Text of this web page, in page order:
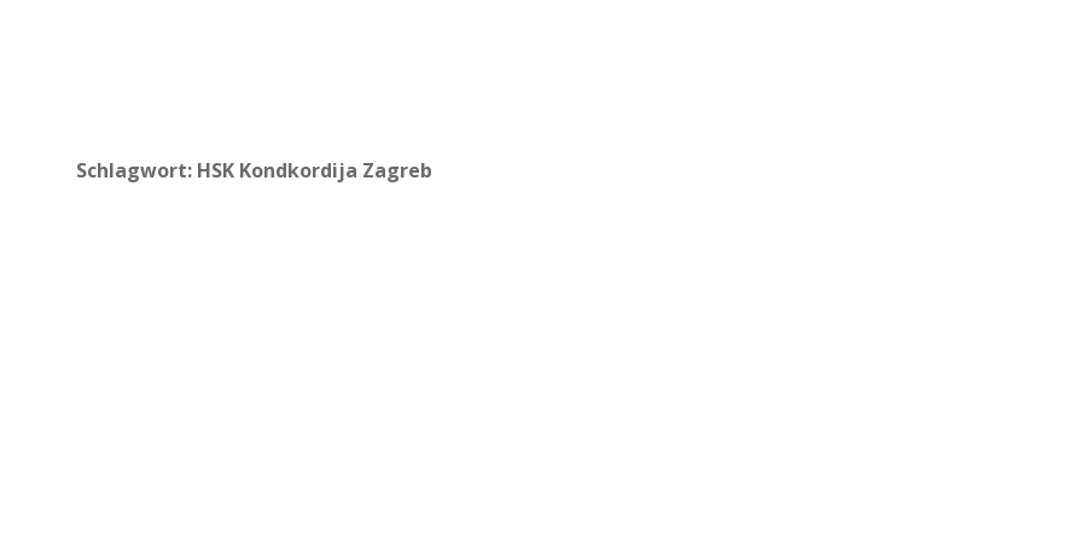
Schlagwort: HSK Kondkordija Zagreb